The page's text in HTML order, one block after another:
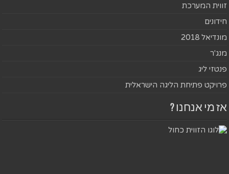
זווית המערכת
חידונים
מונדיאל 2018
מנג'ר
פנטזי ליג
פרויקט פתיחת הליגה הישראלית
אז מי אנחנו ?